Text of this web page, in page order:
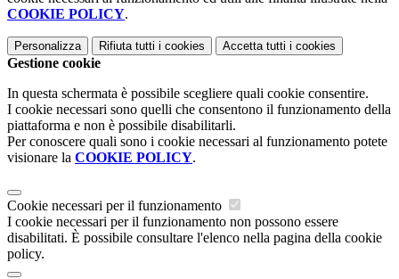
COOKIE POLICY.
Personalizza Rifiuta tutti i cookies Accetta tutti i cookies
Gestione cookie
In questa schermata è possibile scegliere quali cookie consentire.
I cookie necessari sono quelli che consentono il funzionamento della
piattaforma e non è possibile disabilitarli.
Per conoscere quali sono i cookie necessari al funzionamento potete
visionare la COOKIE POLICY.
Cookie necessari per il funzionamento
I cookie necessari per il funzionamento non possono essere
disabilitati. È possibile consultare l'elenco nella pagina della cookie
policy.